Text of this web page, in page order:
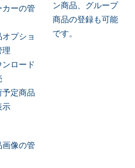
カーの管
オプショ
理
ンロード
予定商品
示
ン商品、グループ
商品の登録も可能
です。
画像の管